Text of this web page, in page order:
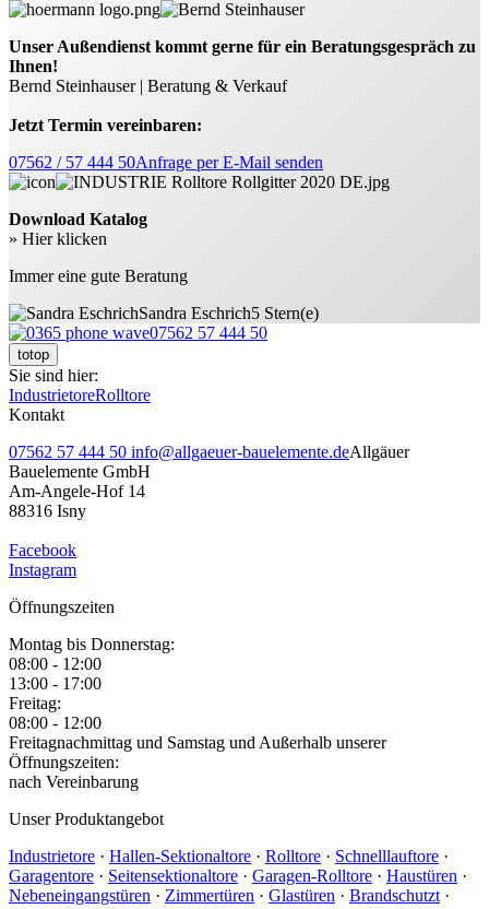
Unser Außendienst kommt gerne für ein Beratungsgespräch zu
Ihnen!
Bernd Steinhauser | Beratung & Verkauf
Jetzt Termin vereinbaren:
07562 / 57 444 50Anfrage per E-Mail senden
Download Katalog
» Hier klicken
Immer eine gute Beratung
Sandra Eschrich5 Stern(e)
07562 57 444 50
totop
Sie sind hier:
IndustrietoreRolltore
Kontakt
07562 57 444 50 info@allgaeuer-bauelemente.deAllgäuer
Bauelemente GmbH
Am-Angele-Hof 14
88316 Isny
Facebook
Instagram
Öffnungszeiten
Montag bis Donnerstag:
08:00 - 12:00
13:00 - 17:00
Freitag:
08:00 - 12:00
Freitagnachmittag und Samstag und Außerhalb unserer
Öffnungszeiten:
nach Vereinbarung
Unser Produktangebot
Industrietore · Hallen-Sektionaltore · Rolltore · Schnelllauftore ·
Garagentore · Seitensektionaltore · Garagen-Rolltore · Haustüren ·
Nebeneingangstüren · Zimmertüren · Glastüren · Brandschutzt ·